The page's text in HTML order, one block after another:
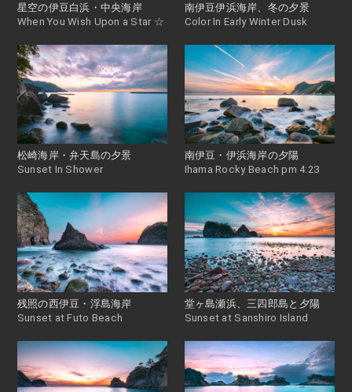
星空の伊豆白浜・中央海岸
When You Wish Upon a Star ☆
南伊豆伊浜海岸、冬の夕景
Color In Early Winter Dusk
松崎海岸・弁天島の夕景
Sunset In Shower
南伊豆・伊浜海岸の夕陽
Ihama Rocky Beach pm 4:23
残照の西伊豆・浮島海岸
Sunset at Futo Beach
堂ヶ島瀬浜、三四郎島と夕陽
Sunset at Sanshiro Island